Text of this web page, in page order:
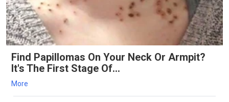
Find Papillomas On Your Neck Or Armpit?
It's The First Stage Of...
More